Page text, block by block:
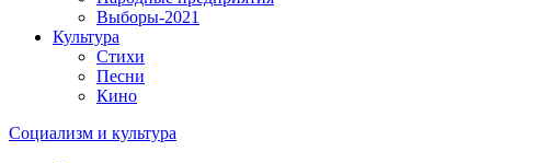
Выборы-2021
Культура
Стихи
Песни
Кино
Социализм и культура